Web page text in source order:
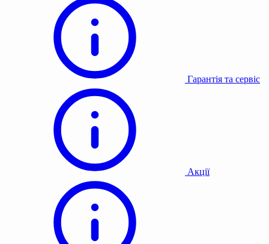
Гарантія та сервіс
Акції